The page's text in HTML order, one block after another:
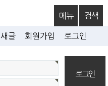
메뉴 검색
새글 회원가입 로그인